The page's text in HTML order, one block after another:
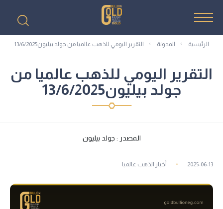
الرئيسية المدونة التقرير اليومي للذهب عالميا من جولد بيليون13/6/2025
التقرير اليومي للذهب عالميا من
جولد بيليون13/6/2025
المصدر : جولد بيليون
2025-06-13 أخبار الذهب عالميا